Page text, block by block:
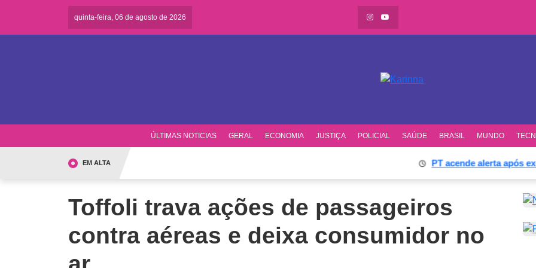
quinta-feira, 06 de agosto de 2026
ÚLTIMAS NOTICIAS GERAL ECONOMIA JUSTIÇA POLICIAL SAÚDE BRASIL MUNDO
EM ALTA PT acende alerta após ex-
Toffoli trava ações de passageiros
contra aéreas e deixa consumidor no